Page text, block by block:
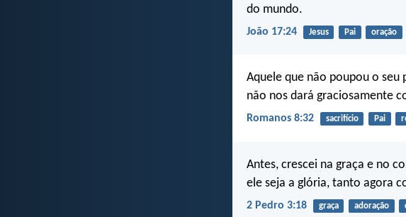
do mundo.
João 17:24 Jesus Pai oração
Aquele que não poupou o
não nos dará graciosamente
Romanos 8:32 sacrifício Pai
Antes, crescei na graça e no
ele seja a glória, tanto agora
2 Pedro 3:18 graça adoração